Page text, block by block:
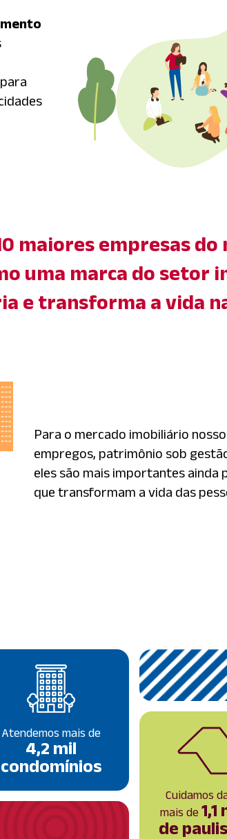
para
maiores empresas
uma marca do setor
e transforma a vida
Para o mercado imobiliário
empregos, patrimônio sob
eles são mais importantes ainda
que transformam a vida das
Atendemos mais de
4,2 mil
condomínios
Cuidamos
mais de 1,1
de